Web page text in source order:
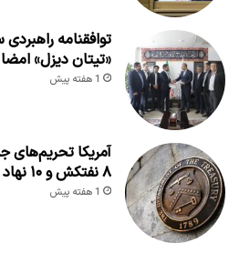
توافقنامه راهبردی
«تیتان دیزل»
1 هفته پیش
آمریکا تحریم‌های
۸ نفتکش و ۱۰ نهاد در لیست تحریم
1 هفته پیش